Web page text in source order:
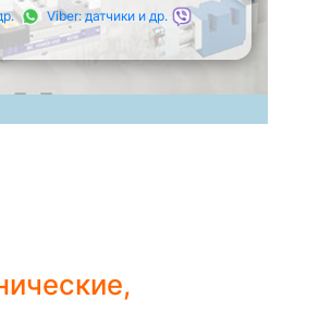
Viber: датчики и др.